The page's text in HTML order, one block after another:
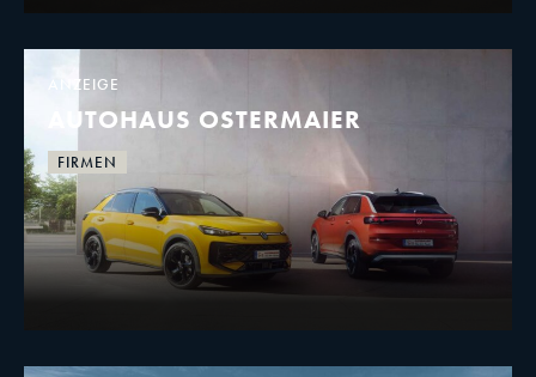
ANZEIGE
AUTOHAUS OSTERMAIER
FIRMEN